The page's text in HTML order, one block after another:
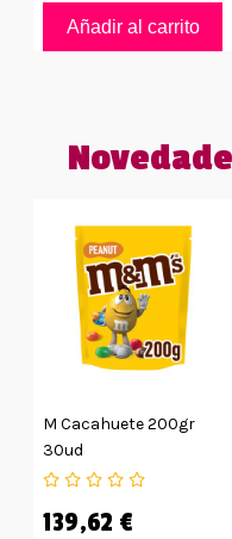
Añadir al carrito
M Cacahuete 200gr
30ud
139,62 €